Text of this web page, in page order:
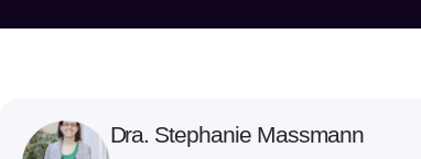
Dra. Stephanie Massmann